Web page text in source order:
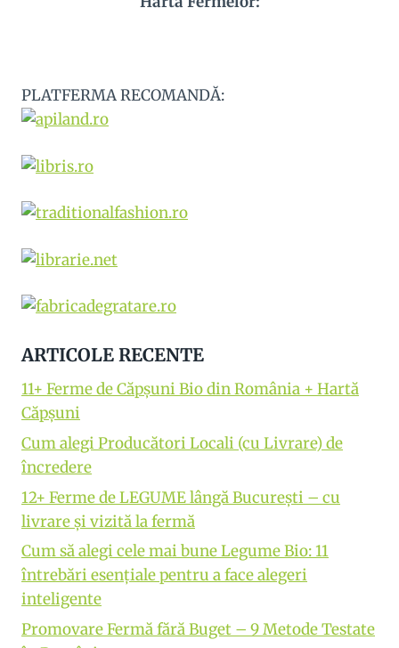
PLATFERMA RECOMANDĂ:
ARTICOLE RECENTE
11+ Ferme de Căpșuni Bio din România + Hartă
Căpșuni
Cum alegi Producători Locali (cu Livrare) de
încredere
12+ Ferme de LEGUME lângă București – cu
livrare și vizită la fermă
Cum să alegi cele mai bune Legume Bio: 11
întrebări esențiale pentru a face alegeri
inteligente
Promovare Fermă fără Buget – 9 Metode Testate